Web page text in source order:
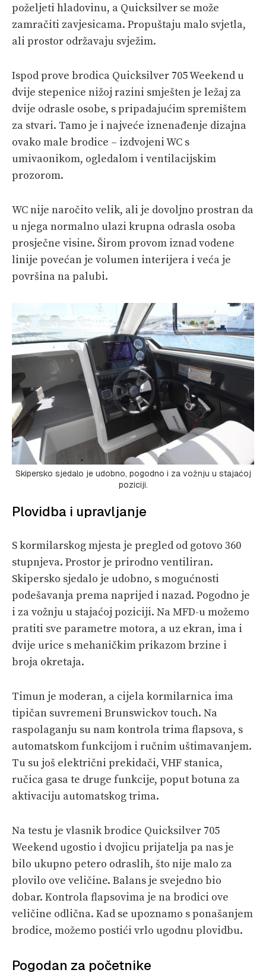
poželjeti hladovinu, a Quicksilver se može
zamračiti zavjesicama. Propuštaju malo svjetla,
ali prostor održavaju svježim.
Ispod prove brodica Quicksilver 705 Weekend u
dvije stepenice nižoj razini smješten je ležaj za
dvije odrasle osobe, s pripadajućim spremištem
za stvari. Tamo je i najveće iznenađenje dizajna
ovako male brodice – izdvojeni WC s
umivaonikom, ogledalom i ventilacijskim
prozorom.
WC nije naročito velik, ali je dovoljno prostran da
u njega normalno ulazi krupna odrasla osoba
prosječne visine. Širom provom iznad vodene
linije povećan je volumen interijera i veća je
površina na palubi.
Skipersko sjedalo je udobno, pogodno i za vožnju u stajaćoj
poziciji.
Plovidba i upravljanje
S kormilarskog mjesta je pregled od gotovo 360
stupnjeva. Prostor je prirodno ventiliran.
Skipersko sjedalo je udobno, s mogućnosti
podešavanja prema naprijed i nazad. Pogodno je
i za vožnju u stajaćoj poziciji. Na MFD-u možemo
pratiti sve parametre motora, a uz ekran, ima i
dvije urice s mehaničkim prikazom brzine i
broja okretaja.
Timun je moderan, a cijela kormilarnica ima
tipičan suvremeni Brunswickov touch. Na
raspolaganju su nam kontrola trima flapsova, s
automatskom funkcijom i ručnim uštimavanjem.
Tu su još električni prekidači, VHF stanica,
ručica gasa te druge funkcije, poput botuna za
aktivaciju automatskog trima.
Na testu je vlasnik brodice Quicksilver 705
Weekend ugostio i dvojicu prijatelja pa nas je
bilo ukupno petero odraslih, što nije malo za
plovilo ove veličine. Balans je svejedno bio
dobar. Kontrola flapsovima je na brodici ove
veličine odlična. Kad se upoznamo s ponašanjem
brodice, možemo postići vrlo ugodnu plovidbu.
Pogodan za početnike